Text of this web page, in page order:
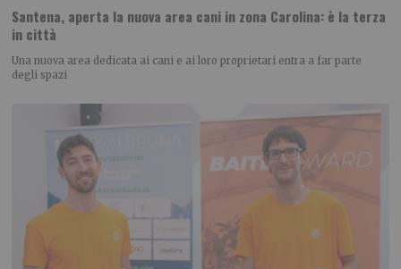
Santena, aperta la nuova area cani in zona Carolina: è la terza
in città
Una nuova area dedicata ai cani e ai loro proprietari entra a far parte
degli spazi